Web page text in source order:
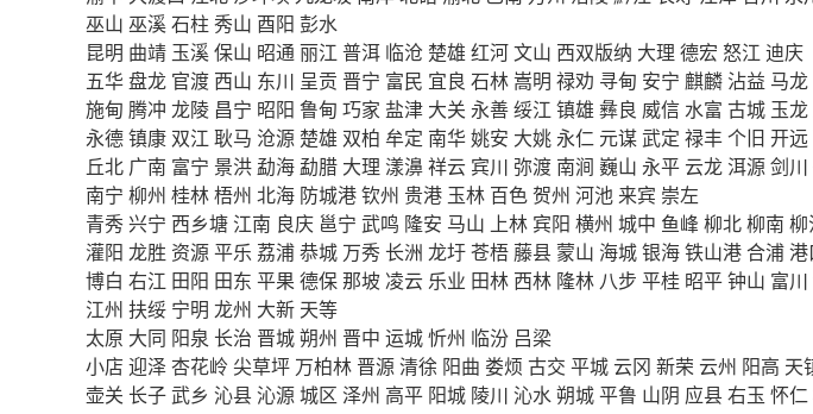
巫山 巫溪石柱 秀山 酉阳 彭水
昆明 曲靖 玉溪保山 昭通丽江 普洱 临沧 楚雄 红河文山 西双版纳 大理 德宏 怒江 迪庆
五华盘龙 官渡 西山 东川 呈贡 晋宁 富民 宜良 石林嵩明 禄劝 寻甸 安宁 麒麟 沾益 马龙
施甸 腾冲 龙陵 昌宁 昭阳 鲁甸 巧家 盐津 大关 永善绥江 镇雄 彝良 威信水富 古城 玉龙
永德镇康 双江 耿马 沧源 楚雄 双柏 牟定 南华姚安 大姚 永仁 元谋武定 禄丰个旧 开远
丘北 广南 富宁 景洪 勐海 勐腊 大理 漾濞祥云 宾川 弥渡 南涧 巍山 永平 云龙 洱源剑川
南宁 柳州 桂林梧州 北海 防城港钦州 贵港 玉林 百色贺州 河池 来宾 崇左
青秀兴宁 西乡塘 江南 良庆 邕宁 武鸣 隆安 马山 上林 宾阳 横州 城中 鱼峰 柳北柳南 柳
灌阳 龙胜 资源平乐 荔浦恭城 万秀 长洲 龙圩苍梧 藤县蒙山 海城银海铁山港合浦港
博白 右江 田阳 田东 平果 德保那坡 凌云 乐业 田林 西林 隆林 八步 平桂 昭平钟山 富川
江州 扶绥 宁明 龙州 大新 天等
太原 大同 阳泉 长治 晋城朔州 晋中 运城忻州 临汾 吕梁
小店 迎泽杏花岭 尖草坪 万柏林 晋源清徐 阳曲 娄烦 古交 平城 云冈 新荣 云州 阳高 天
壶关 长子武乡 沁县沁源城区 泽州 高平 阳城 陵川 沁水朔城平鲁 山阴 应县右玉 怀仁